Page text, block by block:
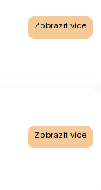
Zobrazit více
Zobrazit více